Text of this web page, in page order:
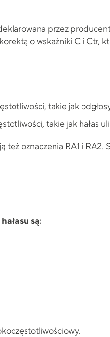
przez
o wskaźniki C i Ctr,
takie jak
takie jak hałas
oznaczenia RA1 i RA2.
są: